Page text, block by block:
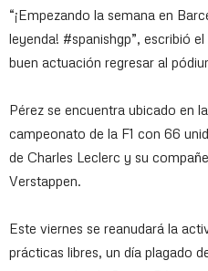
“¡Empezando la semana en
leyenda! #spanishgp”, escribió
buen actuación regresar al
Pérez se encuentra ubicado en
campeonato de la F1 con 66
de Charles Leclerc y su
Verstappen.
Este viernes se reanudará la
prácticas libres, un día plagado